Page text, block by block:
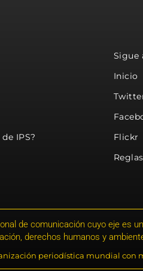
IPS?
Sigue
Inicio
Flickr
de comunicación cuyo eje es
derechos humanos y
periodística mundial con